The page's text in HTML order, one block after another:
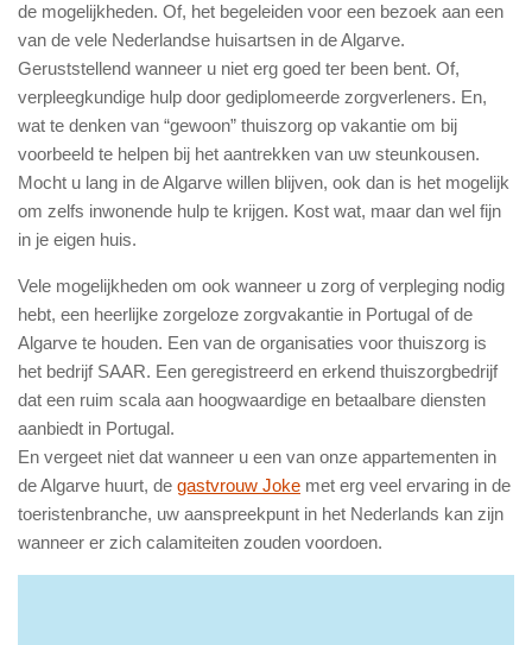
de mogelijkheden. Of, het begeleiden voor een bezoek aan een
van de vele Nederlandse huisartsen in de Algarve.
Geruststellend wanneer u niet erg goed ter been bent. Of,
verpleegkundige hulp door gediplomeerde zorgverleners. En,
wat te denken van “gewoon” thuiszorg op vakantie om bij
voorbeeld te helpen bij het aantrekken van uw steunkousen.
Mocht u lang in de Algarve willen blijven, ook dan is het mogelijk
om zelfs inwonende hulp te krijgen. Kost wat, maar dan wel fijn
in je eigen huis.
Vele mogelijkheden om ook wanneer u zorg of verpleging nodig
hebt, een heerlijke zorgeloze zorgvakantie in Portugal of de
Algarve te houden. Een van de organisaties voor thuiszorg is
het bedrijf SAAR. Een geregistreerd en erkend thuiszorgbedrijf
dat een ruim scala aan hoogwaardige en betaalbare diensten
aanbiedt in Portugal.
En vergeet niet dat wanneer u een van onze appartementen in
de Algarve huurt, de gastvrouw Joke met erg veel ervaring in de
toeristenbranche, uw aanspreekpunt in het Nederlands kan zijn
wanneer er zich calamiteiten zouden voordoen.